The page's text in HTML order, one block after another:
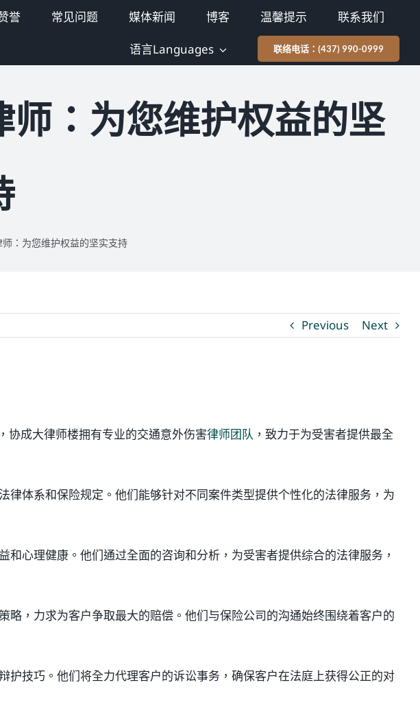
誉 常见问题 媒体新闻 博客 温馨提示 联系我们
语言Languages 联络电话：(437) 990-0999
：为您维护权益的坚
：为您维护权益的坚实支持
Previous Next
协成大律师楼拥有专业的交通意外伤害律师团队 ，致力于为受害者提供最全
体系和保险规定。他们能够针对不同案件类型提供个性化的法律服务，为
心理健康。他们通过全面的咨询和分析，为受害者提供综合的法律服务，
，力求为客户争取最大的赔偿。他们与保险公司的沟通始终围绕着客户的
技巧。他们将全力代理客户的诉讼事务，确保客户在法庭上获得公正的对